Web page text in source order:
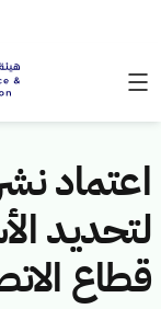
اعتماد
لتحديد
قطاع